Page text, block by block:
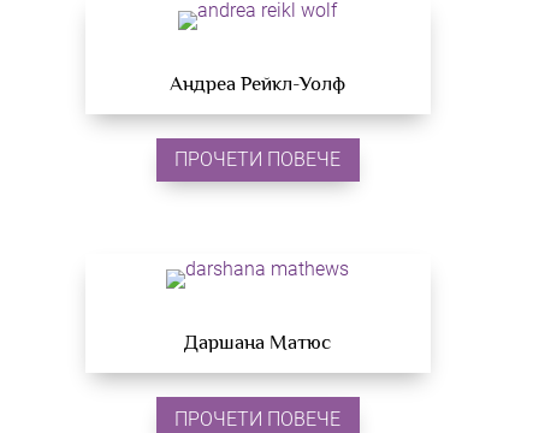
Андреа Рейкл-Уолф
ПРОЧЕТИ ПОВЕЧЕ
Даршана Матюс
ПРОЧЕТИ ПОВЕЧЕ